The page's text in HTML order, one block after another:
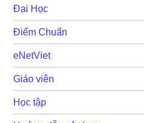
Đại Học
Điểm Chuẩn
eNetViet
Giáo viên
Học tập